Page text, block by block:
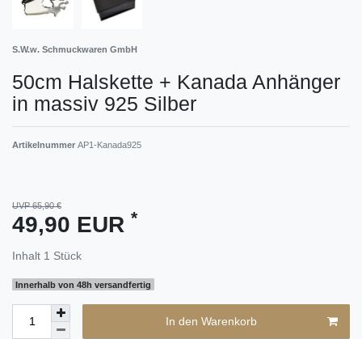
S.W.w. Schmuckwaren GmbH
50cm Halskette + Kanada Anhänger
in massiv 925 Silber
Artikelnummer AP1-Kanada925
UVP 65,90 €
49,90 EUR *
Inhalt 1 Stück
Innerhalb von 48h versandfertig
In den Warenkorb